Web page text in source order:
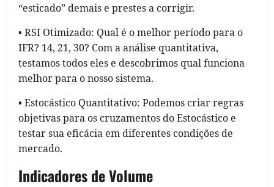
“esticado” demais e prestes a corrigir.
• RSI Otimizado: Qual é o melhor período para o
IFR? 14, 21, 30? Com a análise quantitativa,
testamos todos eles e descobrimos qual funciona
melhor para o nosso sistema.
• Estocástico Quantitativo: Podemos criar regras
objetivas para os cruzamentos do Estocástico e
testar sua eficácia em diferentes condições de
mercado.
Indicadores de Volume